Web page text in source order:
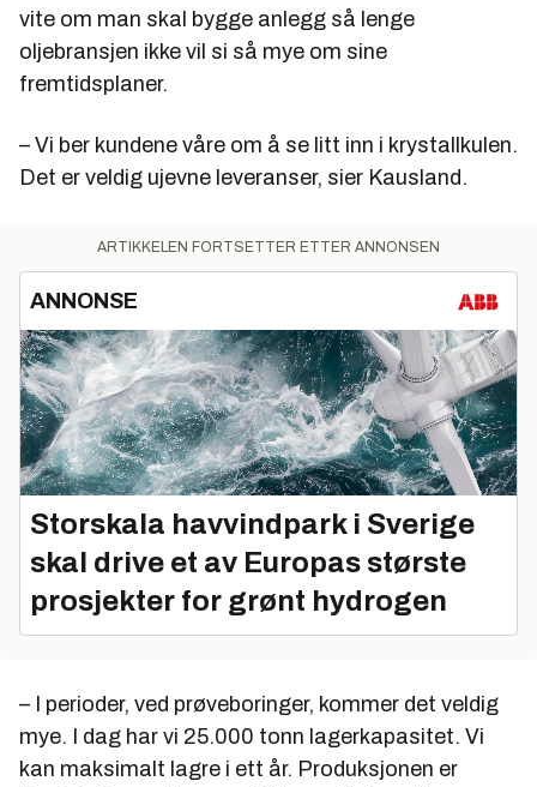
vite om man skal bygge anlegg så lenge
oljebransjen ikke vil si så mye om sine
fremtidsplaner.
– Vi ber kundene våre om å se litt inn i krystallkulen.
Det er veldig ujevne leveranser, sier Kausland.
ARTIKKELEN FORTSETTER ETTER ANNONSEN
ANNONSE
Storskala havvindpark i Sverige
skal drive et av Europas største
prosjekter for grønt hydrogen
– I perioder, ved prøveboringer, kommer det veldig
mye. I dag har vi 25.000 tonn lagerkapasitet. Vi
kan maksimalt lagre i ett år. Produksjonen er